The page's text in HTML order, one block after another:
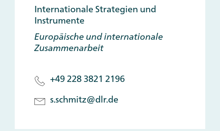
Internationale Strategien und
Instrumente
Europäische und internationale
Zusammenarbeit
+49 228 3821 2196
s.schmitz@dlr.de